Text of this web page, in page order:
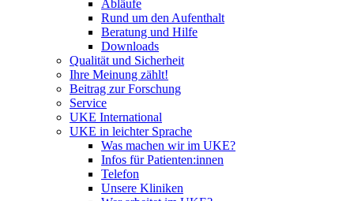
Abläufe
Rund um den Aufenthalt
Beratung und Hilfe
Downloads
Qualität und Sicherheit
Ihre Meinung zählt!
Beitrag zur Forschung
Service
UKE International
UKE in leichter Sprache
Was machen wir im UKE?
Infos für Patienten:innen
Telefon
Unsere Kliniken